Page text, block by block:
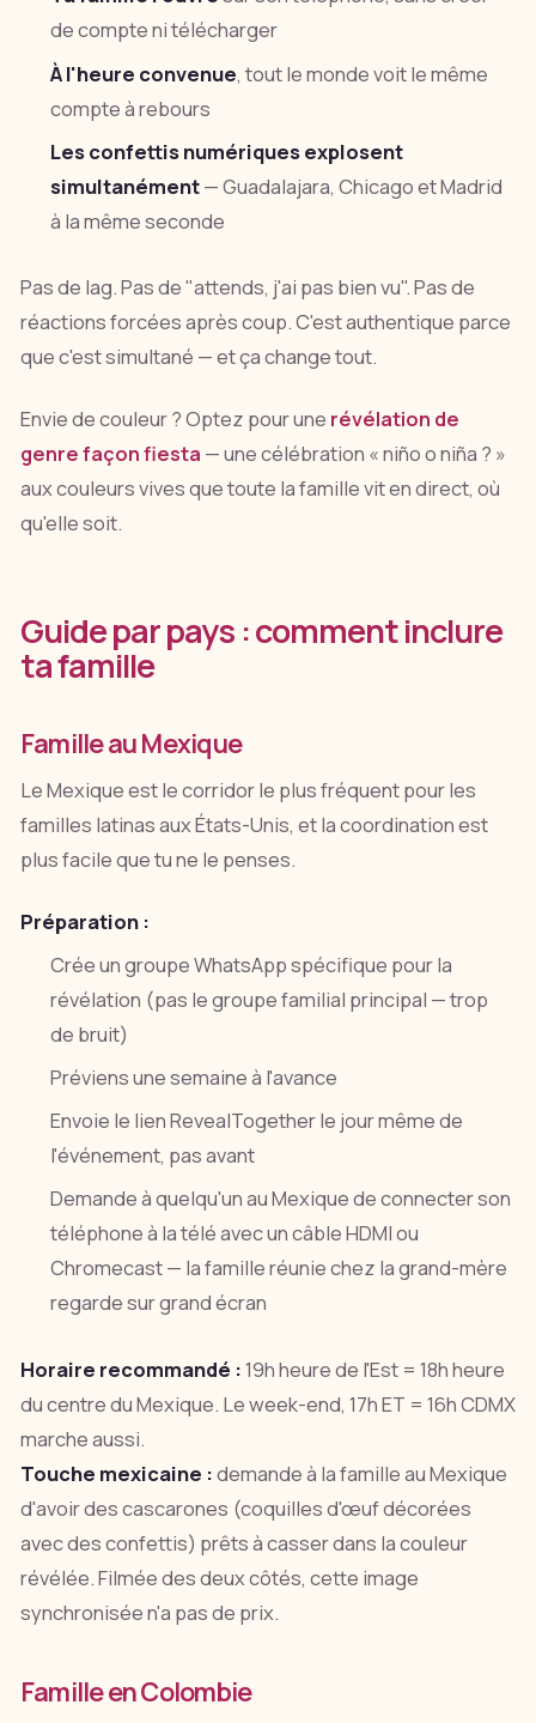
de compte ni télécharger
À l'heure convenue, tout le monde voit le même
compte à rebours
Les confettis numériques explosent
simultanément— Guadalajara, Chicago et Madrid
à la même seconde
Pas de lag. Pas de "attends, j'ai pas bien vu". Pas de
réactions forcées après coup. C'est authentique parce
que c'est simultané — et ça change tout.
Envie de couleur ? Optez pour une révélation de
genre façon fiesta — une célébration « niño o niña ? »
aux couleurs vives que toute la famille vit en direct, où
qu'elle soit.
Guide par pays : comment inclure
ta famille
Famille au Mexique
Le Mexique est le corridor le plus fréquent pour les
familles latinas aux États-Unis, et la coordination est
plus facile que tu ne le penses.
Préparation :
Crée un groupe WhatsApp spécifique pour la
révélation (pas le groupe familial principal — trop
de bruit)
Préviens une semaine à l'avance
Envoie le lien RevealTogether le jour même de
l'événement, pas avant
Demande à quelqu'un au Mexique de connecter son
téléphone à la télé avec un câble HDMI ou
Chromecast — la famille réunie chez la grand-mère
regarde sur grand écran
Horaire recommandé :19h heure de l'Est = 18h heure
du centre du Mexique. Le week-end, 17h ET = 16h CDMX
marche aussi.
Touche mexicaine :demande à la famille au Mexique
d'avoir des cascarones (coquilles d'œuf décorées
avec des confettis) prêts à casser dans la couleur
révélée. Filmée des deux côtés, cette image
synchronisée n'a pas de prix.
Famille en Colombie